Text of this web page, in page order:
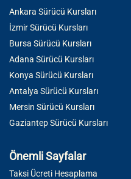
Ankara Sürücü Kursları
İzmir Sürücü Kursları
Bursa Sürücü Kursları
Adana Sürücü Kursları
Konya Sürücü Kursları
Antalya Sürücü Kursları
Mersin Sürücü Kursları
Gaziantep Sürücü Kursları
Önemli Sayfalar
Taksi Ücreti Hesaplama